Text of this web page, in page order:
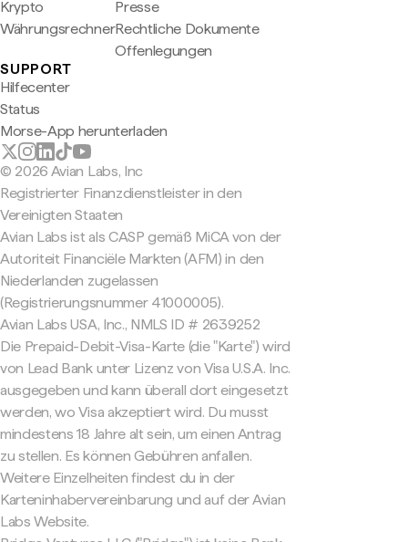
Krypto
Währungsrechner
Presse
Rechtliche Dokumente
Offenlegungen
SUPPORT
Hilfecenter
Status
Morse-App herunterladen
© 2026 Avian Labs, Inc
Registrierter Finanzdienstleister in den
Vereinigten Staaten
Avian Labs ist als CASP gemäß MiCA von der
Autoriteit Financiële Markten (AFM) in den
Niederlanden zugelassen
(Registrierungsnummer 41000005).
Avian Labs USA, Inc., NMLS ID # 2639252
Die Prepaid-Debit-Visa-Karte (die "Karte") wird
von Lead Bank unter Lizenz von Visa U.S.A. Inc.
ausgegeben und kann überall dort eingesetzt
werden, wo Visa akzeptiert wird. Du musst
mindestens 18 Jahre alt sein, um einen Antrag
zu stellen. Es können Gebühren anfallen.
Weitere Einzelheiten findest du in der
Karteninhabervereinbarung und auf der Avian
Labs Website.